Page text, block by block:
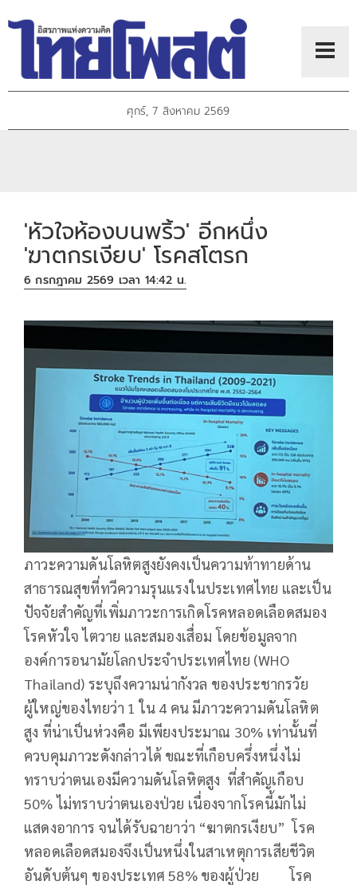
ศุกร์, 7 สิงหาคม 2569
'หัวใจห้องบนพริ้ว' อีกหนึ่ง
'ฆาตกรเงียบ' โรคสโตรก
6 กรกฎาคม 2569 เวลา 14:42 น.
ภาวะความดันโลหิตสูงยังคงเป็นความท้าทายด้าน
สาธารณสุขที่ทวีความรุนแรงในประเทศไทย และเป็น
ปัจจัยสำคัญที่เพิ่มภาวะการเกิดโรคหลอดเลือดสมอง
โรคหัวใจ ไตวาย และสมองเสื่อม โดยข้อมูลจาก
องค์การอนามัยโลกประจำประเทศไทย (WHO
Thailand) ระบุถึงความน่ากังวล ของประชากรวัย
ผู้ใหญ่ของไทยว่า 1 ใน 4 คน มีภาวะความดันโลหิต
สูง ที่น่าเป็นห่วงคือ มีเพียงประมาณ 30% เท่านั้นที่
ควบคุมภาวะดังกล่าวได้ ขณะที่เกือบครึ่งหนึ่งไม่
ทราบว่าตนเองมีความดันโลหิตสูง ที่สำคัญเกือบ
50% ไม่ทราบว่าตนเองป่วย เนื่องจากโรคนี้มักไม่
แสดงอาการ จนได้รับฉายาว่า “ฆาตกรเงียบ” โรค
หลอดเลือดสมองจึงเป็นหนึ่งในสาเหตุการเสียชีวิต
อันดับต้นๆ ของประเทศ 58% ของผู้ป่วย โรค